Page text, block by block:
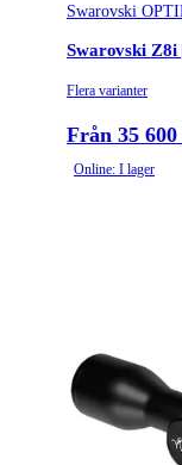
Swarovski
Swarovski Z8i
Flera varianter
Från 35
Online: I lager